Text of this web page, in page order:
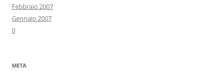
Febbraio 2007
Gennaio 2007
0
META